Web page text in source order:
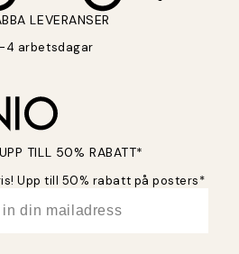
LEVERANSER
4 arbetsdagar
TILL 50% RABATT*
Upp till 50% rabatt på posters*